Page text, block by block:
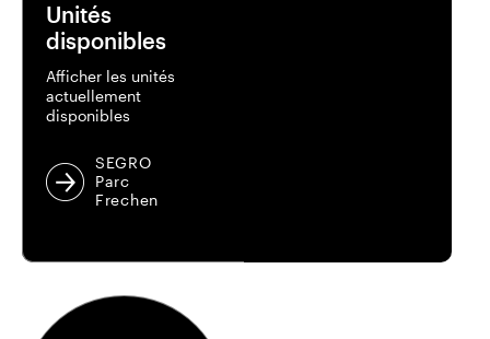
Unités
disponibles
Afficher les unités
actuellement
disponibles
SEGRO
Parc
Frechen